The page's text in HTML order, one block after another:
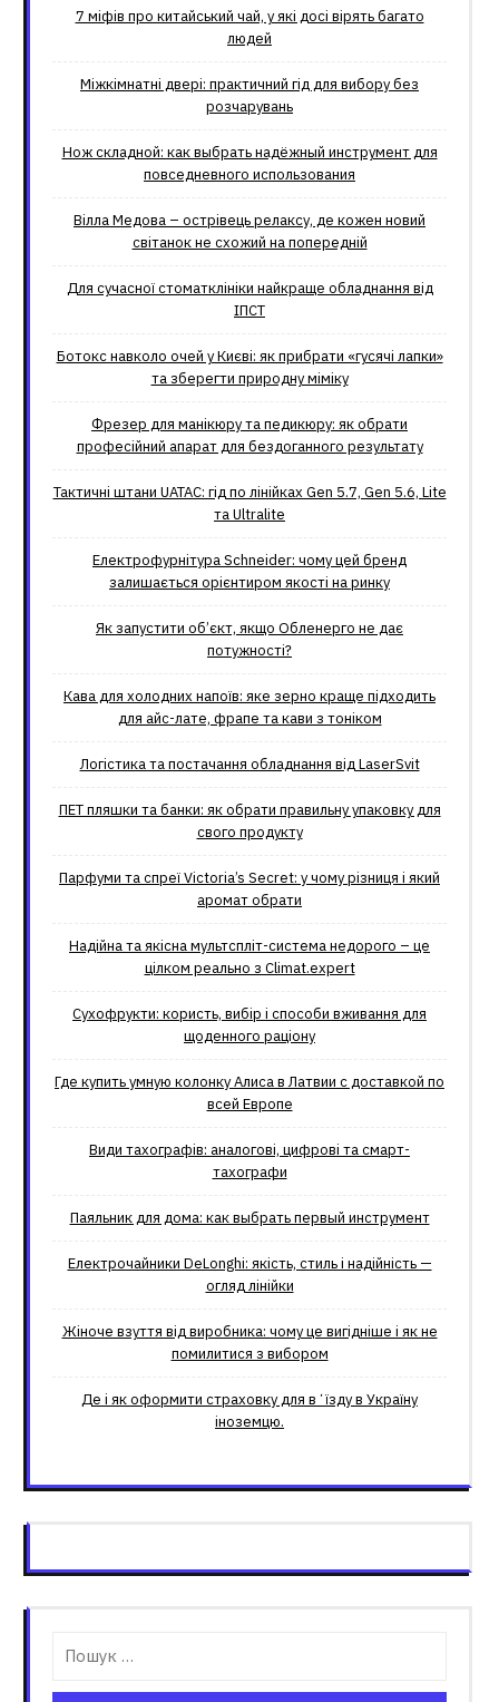
7 міфів про китайський чай, у які досі вірять багато
людей
Міжкімнатні двері: практичний гід для вибору без
розчарувань
Нож складной: как выбрать надёжный инструмент для
повседневного использования
Вілла Медова – острівець релаксу, де кожен новий
світанок не схожий на попередній
Для сучасної стоматклініки найкраще обладнання від
ІПСТ
Ботокс навколо очей у Києві: як прибрати «гусячі лапки»
та зберегти природну міміку
Фрезер для манікюру та педикюру: як обрати
професійний апарат для бездоганного результату
Тактичні штани UATAC: гід по лінійках Gen 5.7, Gen 5.6, Lite
та Ultralite
Електрофурнітура Schneider: чому цей бренд
залишається орієнтиром якості на ринку
Як запустити об’єкт, якщо Обленерго не дає
потужності?
Кава для холодних напоїв: яке зерно краще підходить
для айс-лате, фрапе та кави з тоніком
Логістика та постачання обладнання від LaserSvit
ПЕТ пляшки та банки: як обрати правильну упаковку для
свого продукту
Парфуми та спреї Victoria’s Secret: у чому різниця і який
аромат обрати
Надійна та якісна мультспліт-система недорого – це
цілком реально з Climat.еxpert
Сухофрукти: користь, вибір і способи вживання для
щоденного раціону
Где купить умную колонку Алиса в Латвии с доставкой по
всей Европе
Види тахографів: аналогові, цифрові та смарт-
тахографи
Паяльник для дома: как выбрать первый инструмент
Електрочайники DeLonghi: якість, стиль і надійність —
огляд лінійки
Жіноче взуття від виробника: чому це вигідніше і як не
помилитися з вибором
Де і як оформити страховку для вʼїзду в Україну
іноземцю.